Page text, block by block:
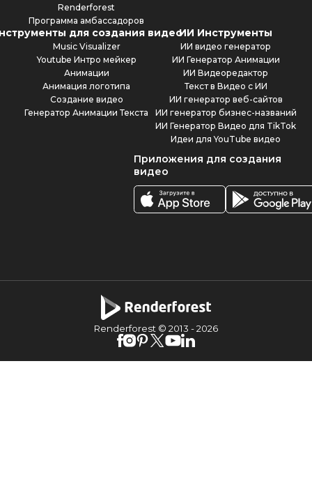
Renderforest
Программа амбассадоров
для создания видео
Music Visualizer
Youtube Интро мейкер
Анимации
Анимация логотипа
Создание видео
Генератор Анимации Текста
ИИ Инструменты
ИИ видео генератор
ИИ Генератор Анимации
ИИ Видеоредактор
Текст в Видео с ИИ
ИИ генератор веб-сайтов
ИИ генератор бизнес-названий
ИИ Генератор Видео для TikTok
Идеи для YouTube видео
Приложения для создания
видео
Renderforest © 2013 -2026